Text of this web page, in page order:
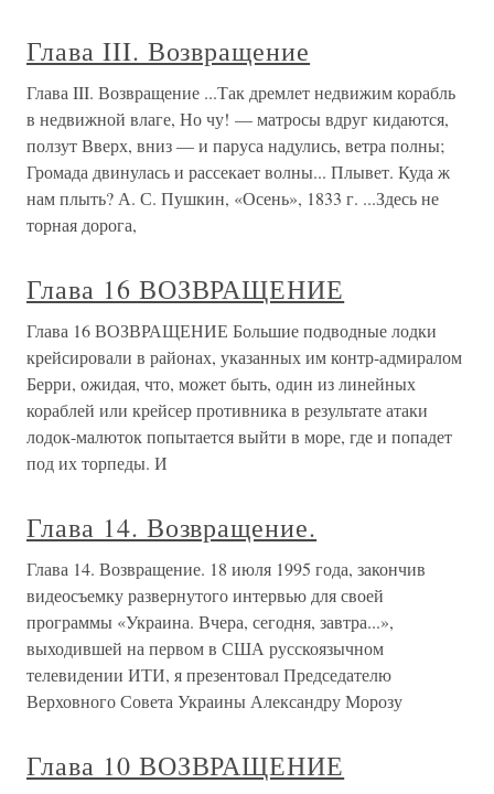
Глава III. Возвращение
Глава III. Возвращение ...Так дремлет недвижим корабль
в недвижной влаге, Но чу! — матросы вдруг кидаются,
ползут Вверх, вниз — и паруса надулись, ветра полны;
Громада двинулась и рассекает волны... Плывет. Куда ж
нам плыть? А. С. Пушкин, «Осень», 1833 г. ...Здесь не
торная дорога,
Глава 16 ВОЗВРАЩЕНИЕ
Глава 16 ВОЗВРАЩЕНИЕ Большие подводные лодки
крейсировали в районах, указанных им контр-адмиралом
Берри, ожидая, что, может быть, один из линейных
кораблей или крейсер противника в результате атаки
лодок-малюток попытается выйти в море, где и попадет
под их торпеды. И
Глава 14. Возвращение.
Глава 14. Возвращение. 18 июля 1995 года, закончив
видеосъемку развернутого интервью для своей
программы «Украина. Вчера, сегодня, завтра...»,
выходившей на первом в США русскоязычном
телевидении ИТИ, я презентовал Председателю
Верховного Совета Украины Александру Морозу
Глава 10 ВОЗВРАЩЕНИЕ